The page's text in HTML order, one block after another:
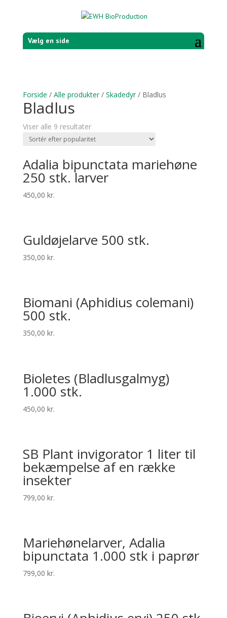
Vælg en side
Forside / Alle produkter/ Skadedyr/ Bladlus
Bladlus
Viser alle 9 resultater
Adalia bipunctata mariehøne
250 stk. larver
450,00 kr.
Guldø­je­larve 500 stk.
350,00 kr.
Bio­mani (Aphid­ius colemani)
500 stk.
350,00 kr.
Bioletes (Bladlusgalmyg)
1.000 stk.
450,00 kr.
SB Plant invigorator 1 liter til
bekæmpelse af en række
insekter
799,00 kr.
Mariehønelarver, Adalia
bipunctata 1.000 stk i paprør
799,00 kr.